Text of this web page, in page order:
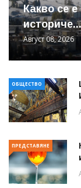
Какво се
историче...
Август 08, 2026
ОБЩЕСТВО
ПРЕДСТАВЯНЕ